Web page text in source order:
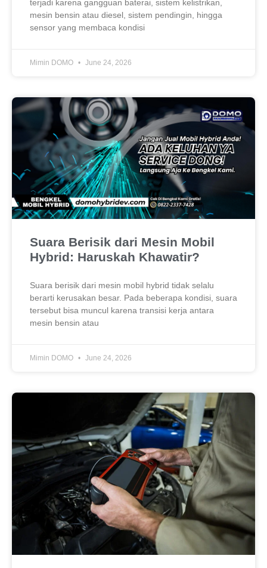
terjadi karena gangguan baterai, sistem kelistrikan,
mesin bensin atau diesel, sistem pendingin, hingga
sensor yang membaca kondisi
Mimin DOMO June 24, 2026
Suara Berisik dari Mesin Mobil
Hybrid: Haruskah Khawatir?
Suara berisik dari mesin mobil hybrid tidak selalu
berarti kerusakan besar. Pada beberapa kondisi, suara
tersebut bisa muncul karena transisi kerja antara
mesin bensin atau
Mimin DOMO June 24, 2026